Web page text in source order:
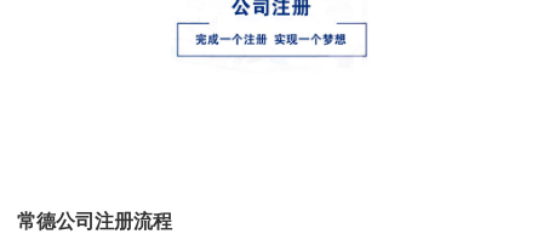
常德公司注册流程